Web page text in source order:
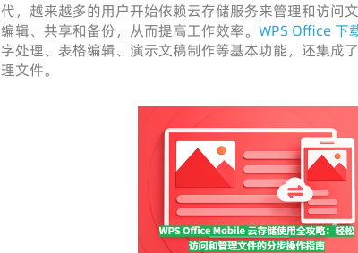
，越来越多的用户开始依赖云存储服务来管理和访问
辑、共享和备份，从而提高工作效率。 WPS Office 下
处理、表格编辑、演示文稿制作等基本功能，还集成
文件。